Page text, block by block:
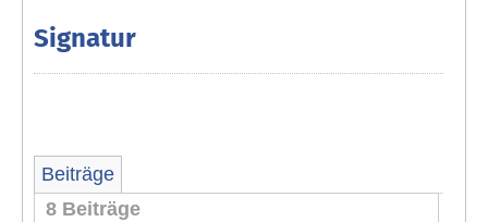
Signatur
Beiträge
8 Beiträge